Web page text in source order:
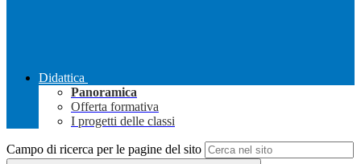
Didattica
Panoramica
Offerta formativa
I progetti delle classi
Campo di ricerca per le pagine del sito